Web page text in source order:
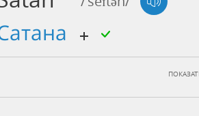
сатана